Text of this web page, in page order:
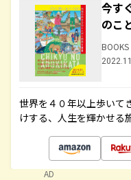
今す
のこ
世界を４０年以上歩いて
けする、人生を輝かせる
AD